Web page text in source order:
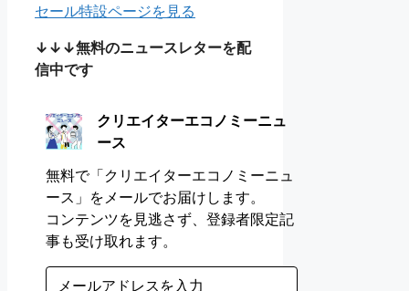
セール特設ページを見る
↓↓↓無料のニュースレターを配
信中です